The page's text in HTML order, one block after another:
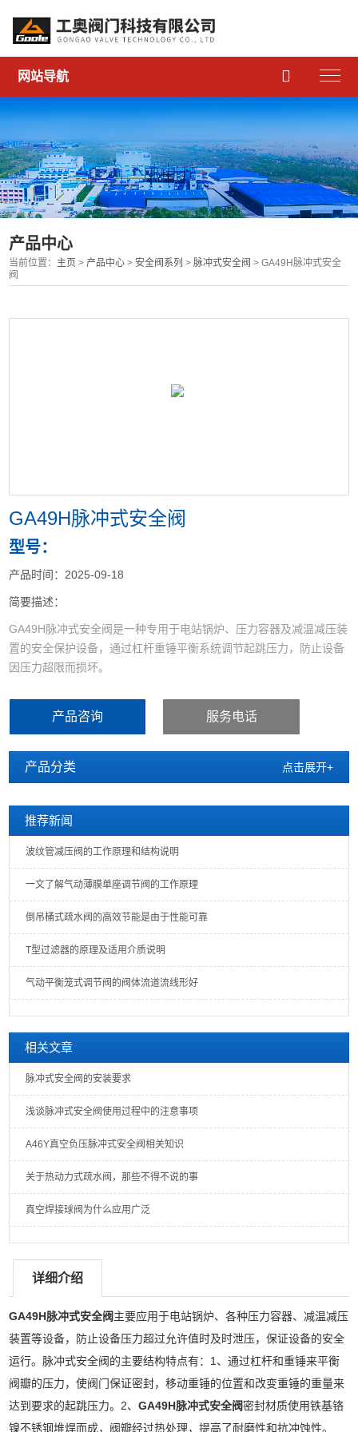
网站导航 
产品中心
当前位置： 主页 > 产品中心 >安全阀系列 >脉冲式安全阀 > GA49H脉冲式安全
阀
GA49H脉冲式安全阀
型号：
产品时间：2025-09-18
简要描述：
GA49H脉冲式安全阀是一种专用于电站锅炉、压力容器及减温减压装
置的安全保护设备，通过杠杆重锤平衡系统调节起跳压力，防止设备
因压力超限而损坏‌。
产品咨询 服务电话
产品分类 点击展开+
推荐新闻
波纹管减压阀的工作原理和结构说明
一文了解气动薄膜单座调节阀的工作原理
倒吊桶式疏水阀的高效节能是由于性能可靠
T型过滤器的原理及适用介质说明
气动平衡笼式调节阀的阀体流道流线形好
相关文章
脉冲式安全阀的安装要求
浅谈脉冲式安全阀使用过程中的注意事项
A46Y真空负压脉冲式安全阀相关知识
关于热动力式疏水阀，那些不得不说的事
真空焊接球阀为什么应用广泛
详细介绍
GA49H脉冲式安全阀主要应用于电站锅炉、各种压力容器、减温减压
装置等设备，防止设备压力超过允许值时及时泄压，保证设备的安全
运行。脉冲式安全阀的主要结构特点有：1、通过杠杆和重锤来平衡
阀瓣的压力，使阀门保证密封，移动重锤的位置和改变重锤的重量来
达到要求的起跳压力。2、GA49H脉冲式安全阀密封材质使用铁基铬
镍不锈钢堆焊而成，阀瓣经过热处理，提高了耐磨性和抗冲蚀性。